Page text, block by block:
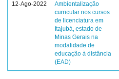
12-Ago-2022
Ambientalização
curricular nos cursos
de licenciatura em
Itajubá, estado de
Minas Gerais na
modalidade de
educação à distância
(EAD)